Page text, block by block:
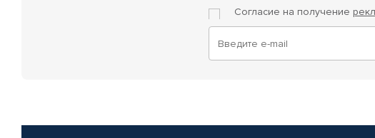
Согласие на получение